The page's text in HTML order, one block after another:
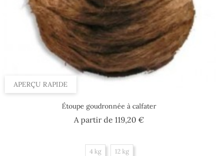
APERÇU RAPIDE
Étoupe goudronnée à calfater
A partir de 119,20 €Prix
4 kg 12 kg